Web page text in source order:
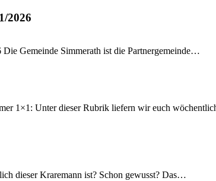
2026
Die Gemeinde Simmerath ist die Partnergemeinde…
1×1: Unter dieser Rubrik liefern wir euch
dieser Kraremann ist? Schon gewusst? Das…